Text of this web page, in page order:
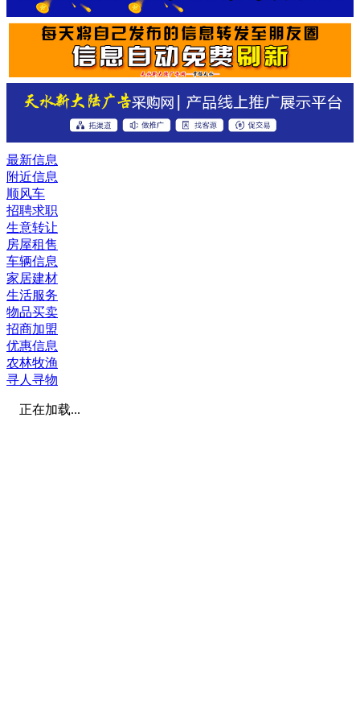
最新信息
附近信息
顺风车
招聘求职
生意转让
房屋租售
车辆信息
家居建材
生活服务
物品买卖
招商加盟
优惠信息
农林牧渔
寻人寻物
正在加载...